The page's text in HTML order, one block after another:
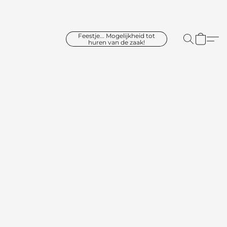
Feestje... Mogelijkheid tot
huren van de zaak!